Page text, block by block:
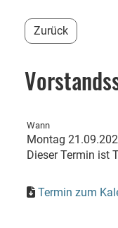
Zurück
Wann
Montag
Dieser Termin ist
Termin zum